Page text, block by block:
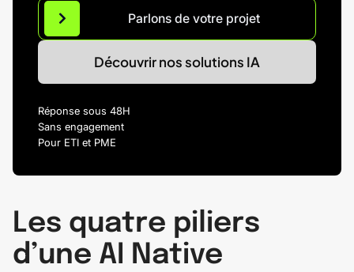
Parlons de votre projet
Découvrir nos solutions IA
Réponse sous 48H
Sans engagement
Pour ETI et PME
Les quatre piliers
d’une AI Native